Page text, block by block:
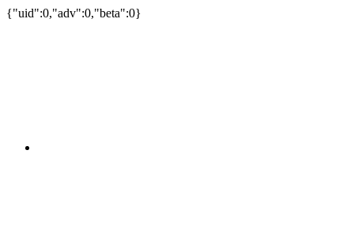
{"uid":0,"adv":0,"beta":0}